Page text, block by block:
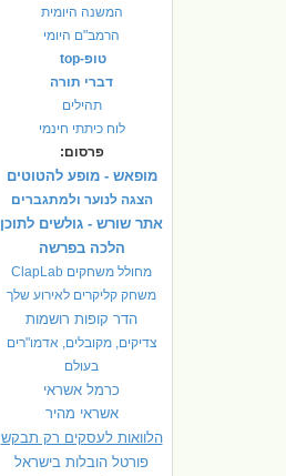
המשנה היומית
הרמב"ם היומי
טופ-top
דברי תורה
תהילים
לוח כיתתי חינמי
פרסום:
מופאש - מופע להטוטים
הצגה לנוער ולמתגברים
אתר שורש - גולשים לתוכן
הלכה בפרשה
מחולל משחקים ClapLab
משחק קליקרים לאירוע שלך
הדר קופות רושמות
צדיקים, מקובלים, אדמו"רים
בעולם
כרמל אשראי
אשראי מהיר
הלוואות לעסקים רק תבקש
פורטל הובלות בישראל